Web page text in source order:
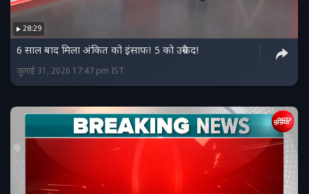
28:29
6 साल बाद मिला अंकित को इंसाफ! 5 को उम्रकैद!
जुलाई 31, 2026 17:47 pm IST